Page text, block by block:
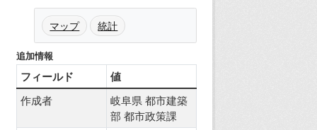
マップ 統計
追加情報
フィールド 値
作成者
岐阜県 都市建築
部 都市政策課